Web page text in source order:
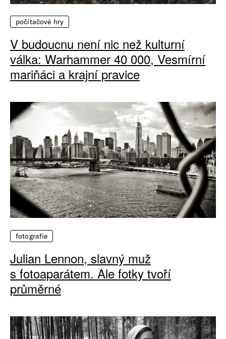
počítačové hry
V budoucnu není nic než kulturní
válka: Warhammer 40 000, Vesmírní
mariňáci a krajní pravice
fotografie
Julian Lennon, slavný muž
s fotoaparátem. Ale fotky tvoří
průměrné